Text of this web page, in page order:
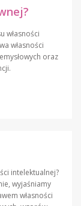
własności
własności
oraz
intelektualnej?
wyjaśniamy
własności